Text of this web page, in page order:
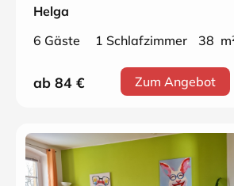
Helga
6 Gäste
1 Schlafzimmer 38
ab 84 € Zum Angebot